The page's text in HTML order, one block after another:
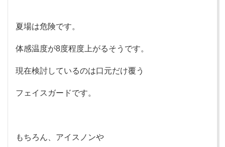
夏場は危険です。
体感温度が8度程度上がるそうです。
現在検討しているのは口元だけ覆う
フェイスガードです。
もちろん、アイスノンや